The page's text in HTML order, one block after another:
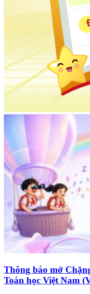
Thông báo mở
Toán học Việt Nam